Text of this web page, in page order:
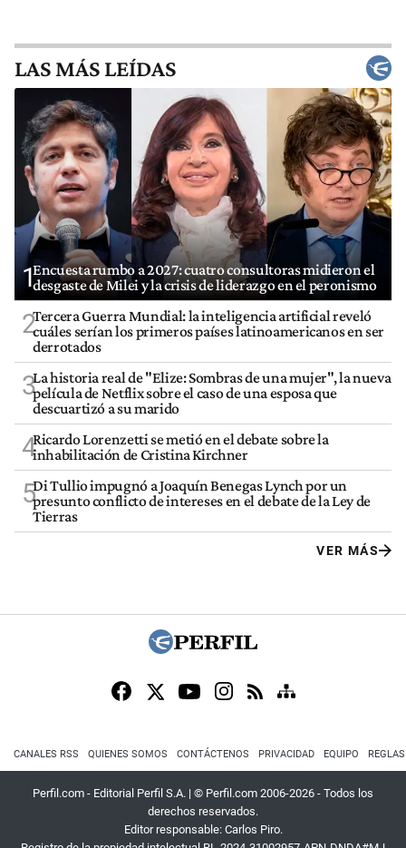
LAS MÁS LEÍDAS
1Encuesta rumbo a 2027: cuatro consultoras midieron el
desgaste de Milei y la crisis de liderazgo en el peronismo
2Tercera Guerra Mundial: la inteligencia artificial reveló
cuáles serían los primeros países latinoamericanos en ser
derrotados
3La historia real de "Elize: Sombras de una mujer", la nueva
película de Netflix sobre el caso de una esposa que
descuartizó a su marido
4Ricardo Lorenzetti se metió en el debate sobre la
inhabilitación de Cristina Kirchner
5Di Tullio impugnó a Joaquín Benegas Lynch por un
presunto conflicto de intereses en el debate de la Ley de
Tierras
VER MÁS
CANALES RSS QUIENES SOMOS CONTÁCTENOS PRIVACIDAD EQUIPO
Perfil.com - Editorial Perfil S.A. | © Perfil.com 2006-2026 - Todos los
derechos reservados.
Editor responsable: Carlos Piro.